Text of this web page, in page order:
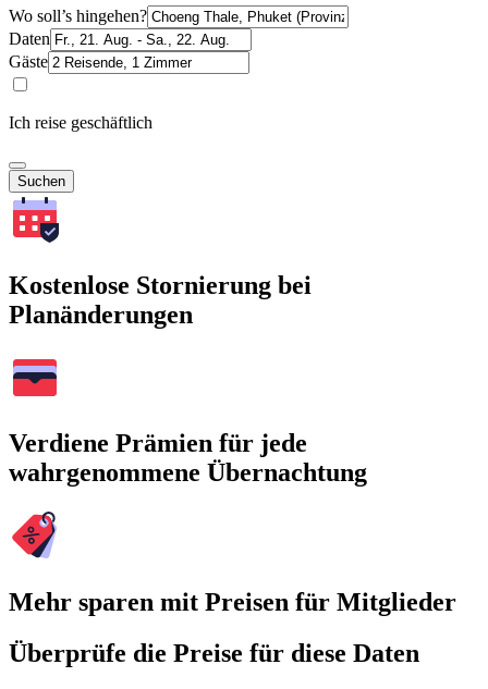
Wo soll’s hingehen?
Daten
Gäste
Ich reise geschäftlich
Suchen
Kostenlose Stornierung bei
Planänderungen
Verdiene Prämien für jede
wahrgenommene Übernachtung
Mehr sparen mit Preisen für Mitglieder
Überprüfe die Preise für diese Daten